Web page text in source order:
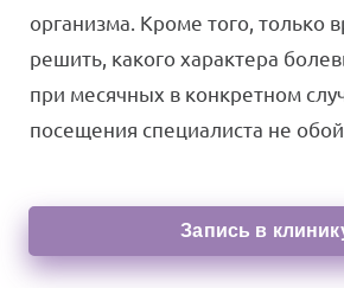
организма. Кроме того, только
решить, какого характера
при месячных в конкретном
посещения специалиста не
Запись в